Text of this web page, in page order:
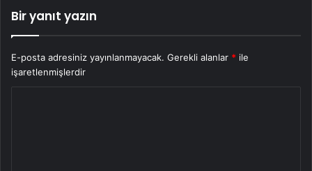
Bir yanıt yazın
E-posta adresiniz yayınlanmayacak. Gerekli alanlar * ile
işaretlenmişlerdir